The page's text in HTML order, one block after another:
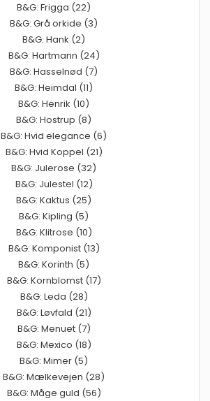
B&G: Frigga (22)
B&G: Grå orkide (3)
B&G: Hank (2)
B&G: Hartmann (24)
B&G: Hasselnød (7)
B&G: Heimdal (11)
B&G: Henrik (10)
B&G: Hostrup (8)
B&G: Hvid elegance (6)
B&G: Hvid Koppel (21)
B&G: Julerose (32)
B&G: Julestel (12)
B&G: Kaktus (25)
B&G: Kipling (5)
B&G: Klitrose (10)
B&G: Komponist (13)
B&G: Korinth (5)
B&G: Kornblomst (17)
B&G: Leda (28)
B&G: Løvfald (21)
B&G: Menuet (7)
B&G: Mexico (18)
B&G: Mimer (5)
B&G: Mælkevejen (28)
B&G: Måge guld (56)